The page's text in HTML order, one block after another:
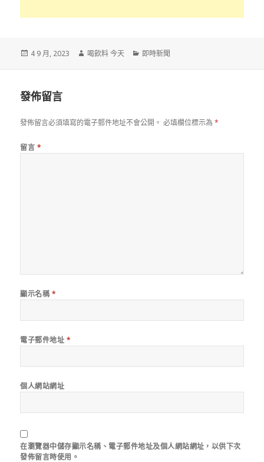
發
4 9 月, 2023
作
喝飲料 今天
分
即時新聞
發佈留言
發佈留言必須填寫的電子郵件地址不會公開。 必填欄位標示為*
留言 *
顯示名稱 *
電子郵件地址 *
個人網站網址
在瀏覽器中儲存顯示名稱、電子郵件地址及個人網站網址，以供下次
發佈留言時使用。